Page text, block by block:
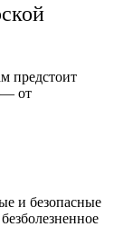
предстоит
— от
и безопасные